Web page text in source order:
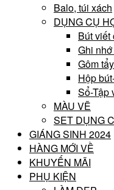
Balo, túi xách
DỤNG CỤ
Bút viết
Ghi
Gôm
Hộp
Sổ-Tập
MÀU VẼ
SET DỤNG
GIÁNG SINH 2024
HÀNG MỚI VỀ
KHUYẾN MÃI
PHỤ KIỆN